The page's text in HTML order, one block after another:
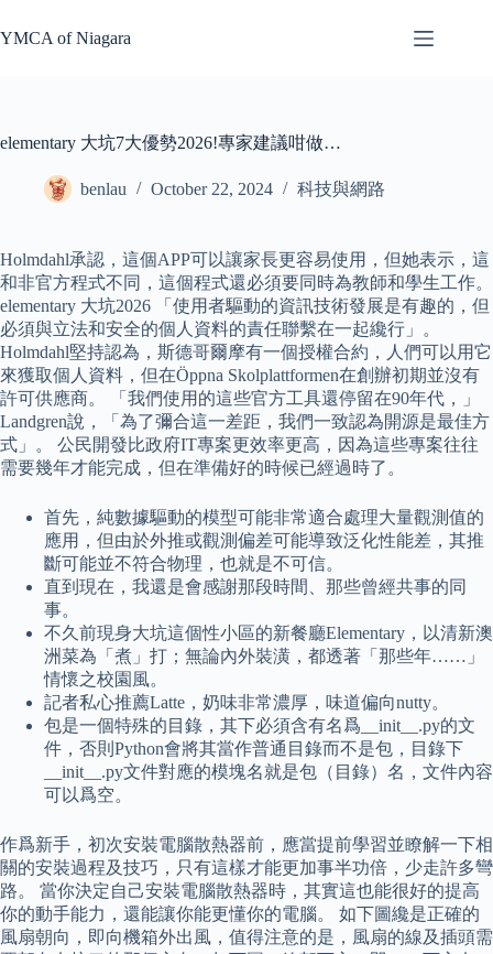
to
content
YMCA of Niagara
elementary 大坑7大優勢2026!專家建議咁做…
benlau October 22, 2024 科技與網路
Holmdahl承認，這個APP可以讓家長更容易使用，但她表示，這
和非官方程式不同，這個程式還必須要同時為教師和學生工作。
elementary 大坑2026 「使用者驅動的資訊技術發展是有趣的，但
必須與立法和安全的個人資料的責任聯繫在一起纔行」。
Holmdahl堅持認為，斯德哥爾摩有一個授權合約，人們可以用它
來獲取個人資料，但在Öppna Skolplattformen在創辦初期並沒有
許可供應商。 「我們使用的這些官方工具還停留在90年代，」
Landgren說，「為了彌合這一差距，我們一致認為開源是最佳方
式」。 公民開發比政府IT專案更效率更高，因為這些專案往往
需要幾年才能完成，但在準備好的時候已經過時了。
首先，純數據驅動的模型可能非常適合處理大量觀測值的
應用，但由於外推或觀測偏差可能導致泛化性能差，其推
斷可能並不符合物理，也就是不可信。
直到現在，我還是會感謝那段時間、那些曾經共事的同
事。
不久前現身大坑這個性小區的新餐廳Elementary，以清新澳
洲菜為「煮」打；無論內外裝潢，都透著「那些年……」
情懷之校園風。
記者私心推薦Latte，奶味非常濃厚，味道偏向nutty。
包是一個特殊的目錄，其下必須含有名爲__init__.py的文
件，否則Python會將其當作普通目錄而不是包，目錄下
__init__.py文件對應的模塊名就是包（目錄）名，文件內容
可以爲空。
作爲新手，初次安裝電腦散熱器前，應當提前學習並瞭解一下相
關的安裝過程及技巧，只有這樣才能更加事半功倍，少走許多彎
路。 當你決定自己安裝電腦散熱器時，其實這也能很好的提高
你的動手能力，還能讓你能更懂你的電腦。 如下圖纔是正確的
風扇朝向，即向機箱外出風，值得注意的是，風扇的線及插頭需